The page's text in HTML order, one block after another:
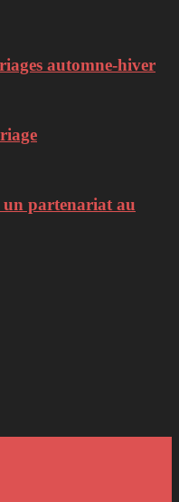
automne-hiver
partenariat au